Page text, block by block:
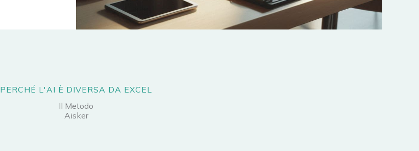
PERCHÉ L'AI È DIVERSA DA EXCEL
Il Metodo
Aisker